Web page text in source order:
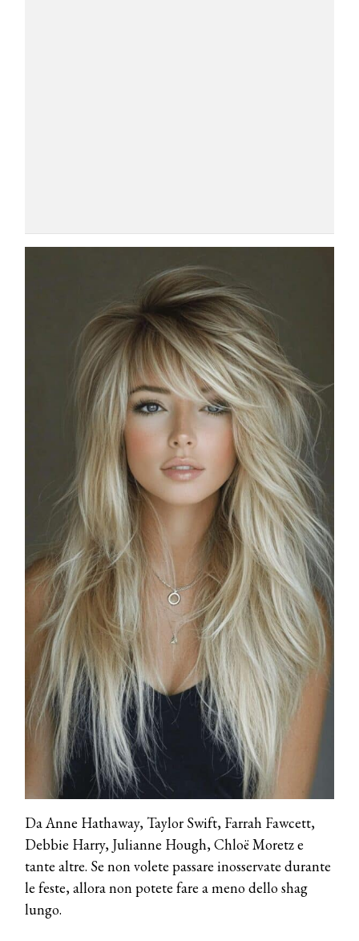
Da Anne Hathaway, Taylor Swift, Farrah Fawcett,
Debbie Harry, Julianne Hough, Chloë Moretz e
tante altre. Se non volete passare inosservate durante
le feste, allora non potete fare a meno dello shag
lungo.
COSMOPROF WORLDWIDE BOLOGNA
Cosmprof Worldwide Bologna
presenta THE BEAUTY &
WELLNESS CONGRESS 2022: I
TEMI
DYSON
Dyson presenta la nuova collezione
pervinca e rosé per Natale
COTRIL
Continua la carrellata di look firmati
Cotril alla Festa del Cinema di Roma
TONI&GUY
A Natale regala una doppia
TONI&GUY “Feel Good Experience”!
TONI&GUY
LABEL.M lancia la sua innovativa ed
eco-sostenibile linea di prodotti
professionali
DAVINES
Davines presenta cofanetti beauty
preziosi per un regalo adatto ad
ogni capello
COSMOPROF WORLDWIDE BOLOGNA
Cosmprof Worldwide Bologna